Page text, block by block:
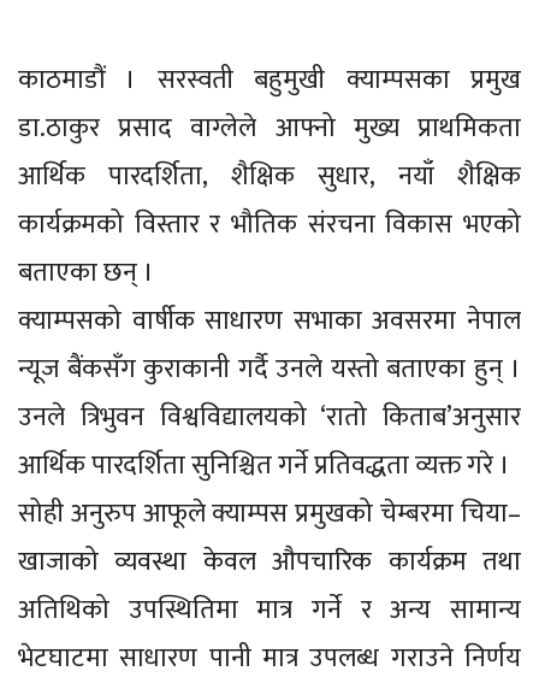
काठमाडौं । सरस्वती बहुमुखी क्याम्पसका प्रमुख
डा.ठाकुर प्रसाद वाग्लेले आफ्नो मुख्य प्राथमिकता
आर्थिक पारदर्शिता, शैक्षिक सुधार, नयाँ शैक्षिक
कार्यक्रमको विस्तार र भौतिक संरचना विकास भएको
बताएका छन् ।
क्याम्पसको वार्षीक साधारण सभाका अवसरमा नेपाल
न्यूज बैंकसँग कुराकानी गर्दै उनले यस्तो बताएका हुन् ।
उनले त्रिभुवन विश्वविद्यालयको ‘रातो किताब’अनुसार
आर्थिक पारदर्शिता सुनिश्चित गर्ने प्रतिवद्धता व्यक्त गरे ।
सोही अनुरुप आफूले क्याम्पस प्रमुखको चेम्बरमा चिया–
खाजाको व्यवस्था केवल औपचारिक कार्यक्रम तथा
अतिथिको उपस्थितिमा मात्र गर्ने र अन्य सामान्य
भेटघाटमा साधारण पानी मात्र उपलब्ध गराउने निर्णय